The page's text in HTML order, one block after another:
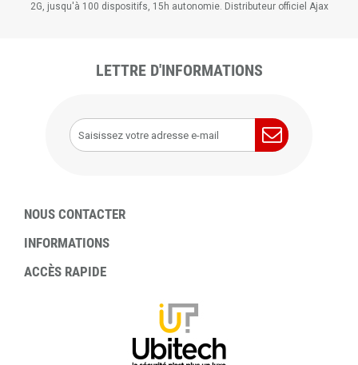
2G, jusqu'à 100 dispositifs, 15h autonomie. Distributeur officiel Ajax
LETTRE D'INFORMATIONS
NOUS CONTACTER
INFORMATIONS
ACCÈS RAPIDE